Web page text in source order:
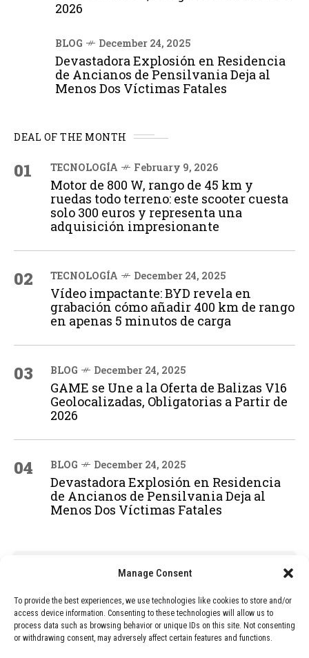
Manage Consent
To provide the best experiences, we use technologies like cookies to store and/or
access device information. Consenting to these technologies will allow us to
process data such as browsing behavior or unique IDs on this site. Not consenting
or withdrawing consent, may adversely affect certain features and functions.
2026
BLOG December 24, 2025
Devastadora Explosión en Residencia
de Ancianos de Pensilvania Deja al
Menos Dos Víctimas Fatales
DEAL OF THE MONTH
01 TECNOLOGÍA February 9, 2026
Motor de 800 W, rango de 45 km y
ruedas todo terreno: este scooter cuesta
solo 300 euros y representa una
adquisición impresionante
02 TECNOLOGÍA December 24, 2025
Vídeo impactante: BYD revela en
grabación cómo añadir 400 km de rango
en apenas 5 minutos de carga
03 BLOG December 24, 2025
GAME se Une a la Oferta de Balizas V16
Geolocalizadas, Obligatorias a Partir de
2026
04 BLOG December 24, 2025
Devastadora Explosión en Residencia
de Ancianos de Pensilvania Deja al
Menos Dos Víctimas Fatales